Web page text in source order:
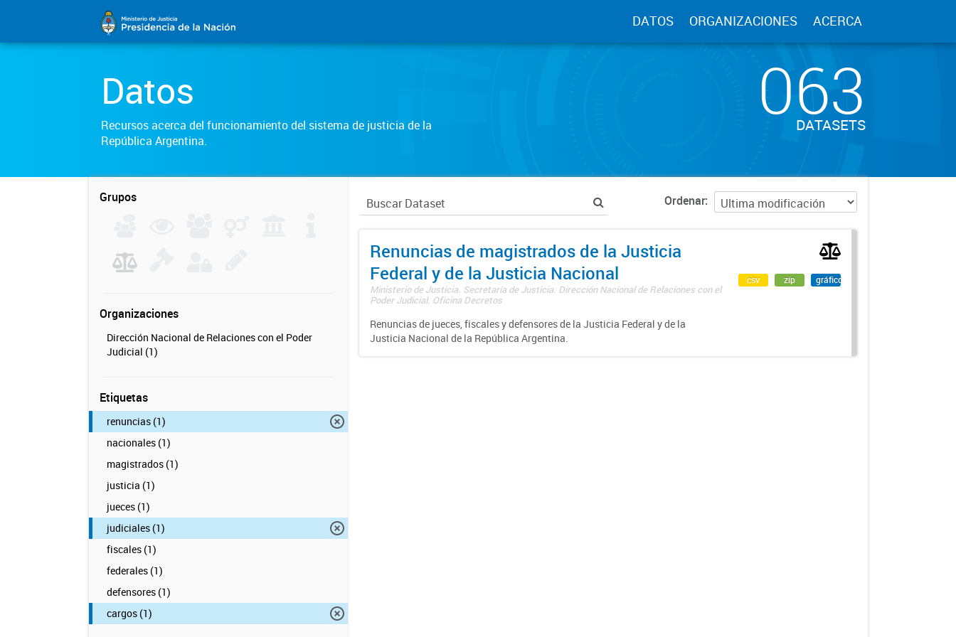
DATOS ORGANIZACIONES ACERCA
Datos
Recursos acerca del funcionamiento del sistema de justicia de la
República Argentina.
063
DATASETS
Grupos
Organizaciones
Dirección Nacional de Relaciones con el Poder
Judicial (1)
Etiquetas
renuncias (1)
nacionales (1)
magistrados (1)
justicia (1)
jueces (1)
judiciales (1)
fiscales (1)
federales (1)
defensores (1)
cargos (1)
Ordenar
Renuncias de magistrados de la Justicia
Federal y de la Justicia Nacional
Ministerio de Justicia. Secretaría de Justicia. Dirección Nacional de Relaciones con el
Poder Judicial. Oficina Decretos
Renuncias de jueces, fiscales y defensores de la Justicia Federal y de la
Justicia Nacional de la República Argentina.
csv zip gráfico